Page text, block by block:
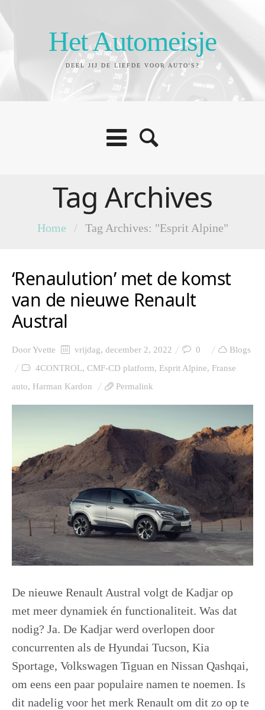
Het Automeisje
DEEL JIJ DE LIEFDE VOOR AUTO'S?
Tag Archives
Home / Tag Archives: "Esprit Alpine"
‘Renaulution’ met de komst
van de nieuwe Renault
Austral
DoorYvette vrijdag, december 2, 2022 0
Blogs
4CONTROL, CMF-CD platform, Esprit Alpine, Franse
auto, Harman Kardon Permalink
De nieuwe Renault Austral volgt de Kadjar op
met meer dynamiek én functionaliteit. Was dat
nodig? Ja. De Kadjar werd overlopen door
concurrenten als de Hyundai Tucson, Kia
Sportage, Volkswagen Tiguan en Nissan Qashqai,
om eens een paar populaire namen te noemen. Is
dit nadelig voor het merk Renault om dit zo op te